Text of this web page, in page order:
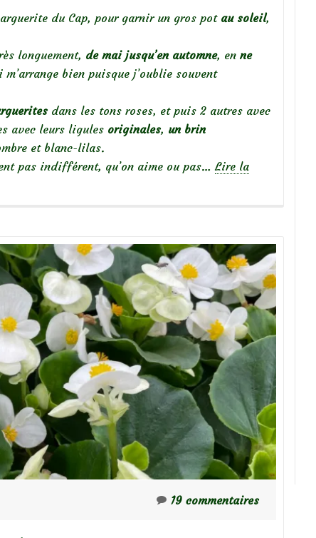
du Cap, pour garnir un gros pot au soleil,
longuement, de mai jusqu’en automne, en ne
m’arrange bien puisque j’oublie souvent
dans les tons roses, et puis 2 autres avec
avec leurs ligules originales, un brin
et blanc-lilas.
pas indifférent, qu’on aime ou pas… Lire la
19 commentaires